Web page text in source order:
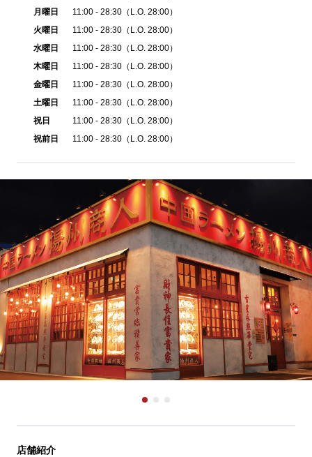
月曜日
11:00 - 28:30（L.O. 28:00）
火曜日
11:00 - 28:30（L.O. 28:00）
水曜日
11:00 - 28:30（L.O. 28:00）
木曜日
11:00 - 28:30（L.O. 28:00）
金曜日
11:00 - 28:30（L.O. 28:00）
土曜日
11:00 - 28:30（L.O. 28:00）
祝日
11:00 - 28:30（L.O. 28:00）
祝前日
11:00 - 28:30（L.O. 28:00）
店舗紹介